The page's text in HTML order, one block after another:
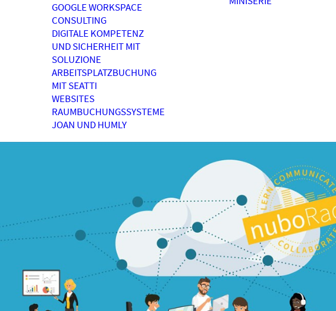
GOOGLE WORKSPACE
CONSULTING
DIGITALE KOMPETENZ
UND SICHERHEIT MIT
SOLUZIONE
ARBEITSPLATZBUCHUNG
MIT SEATTI
WEBSITES
RAUMBUCHUNGSSYSTEME
JOAN UND HUMLY